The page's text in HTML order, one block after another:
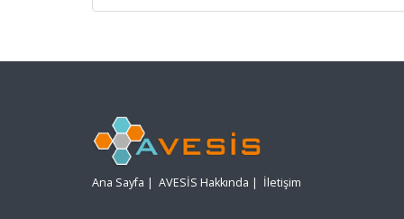
Ana Sayfa | AVESİS Hakkında | İletişim